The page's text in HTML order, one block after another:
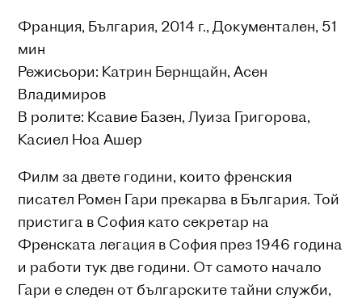
Франция, България, 2014 г., Документален, 51
мин
Режисьори: Катрин Бернщайн, Асен
Владимиров
В ролите: Ксавие Базен, Луиза Григорова,
Касиел Ноа Ашер
Филм за двете години, които френския
писател Ромен Гари прекарва в България. Той
пристига в София като секретар на
Френската легация в София през 1946 година
и работи тук две години. От самото начало
Гари е следен от българските тайни служби,